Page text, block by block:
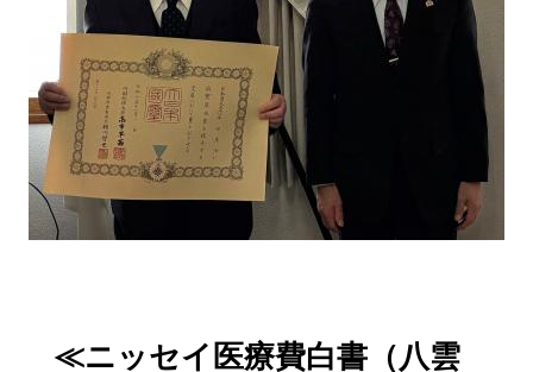
≪ニッセイ医療費白書（八雲